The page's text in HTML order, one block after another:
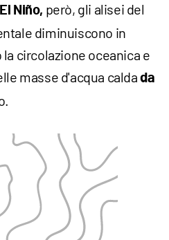
El Niño, però, gli alisei del
diminuiscono in
circolazione oceanica e
masse d'acqua calda da